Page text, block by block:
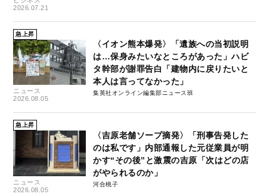
2026.07.21
急上昇
ニュース
2026.08.05
〈イオン熊本爆発〉「遺族への当初説明
は…保身みたいなところがあった」ハビ
タ幹部が謝罪告白「建物内に戻りたいと
本人は言ってなかった」
集英社オンライン編集部ニュース班
急上昇
ニュース
2026.08.05
〈吉原老舗ソープ摘発〉「刑事告発した
のは私です」内部通報した元従業員が明
かす“その後”と激震の吉原「次はどの店
がやられるのか」
河合桃子